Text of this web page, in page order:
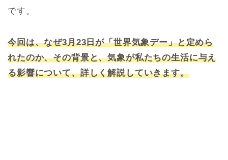
です。
今回は、なぜ3月23日が「世界気象デー」と定めら
れたのか、その背景と、気象が私たちの生活に与え
る影響について、詳しく解説していきます。